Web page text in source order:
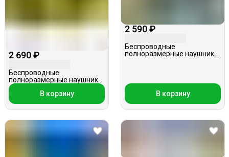
2 690 ₽
Беспроводные
полноразмерные наушники,
Hoco W28, черные
В корзину
2 590 ₽
Беспроводные
полноразмерные наушники,
В корзину